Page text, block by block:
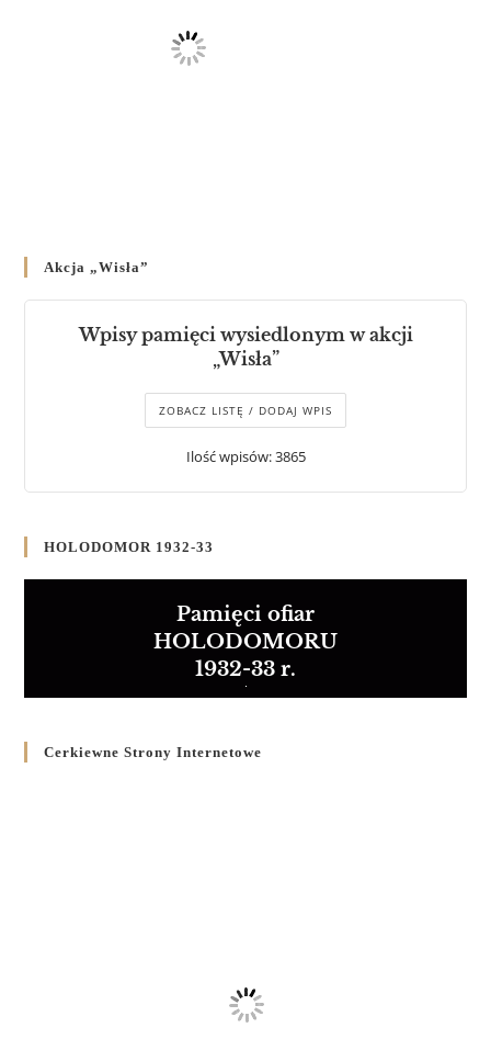
Akcja „Wisła”
Wpisy pamięci wysiedlonym w akcji
„Wisła”
ZOBACZ LISTĘ / DODAJ WPIS
Ilość wpisów: 3865
HOLODOMOR 1932-33
Pamięci ofiar
HOLODOMORU
1932-33 r.
Cerkiewne Strony Internetowe